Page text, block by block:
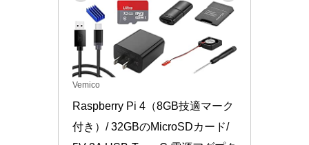
Vemico
Raspberry Pi 4（8GB技適マーク
付き）/ 32GBのMicroSDカード/